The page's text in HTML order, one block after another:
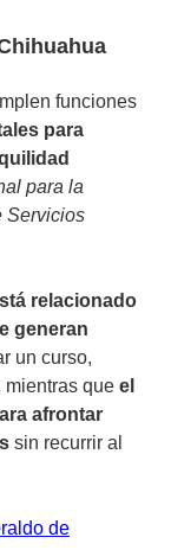
funciones
para
para la
Servicios
relacionado
generan
un curso,
mientras que el
afrontar
sin recurrir al
de